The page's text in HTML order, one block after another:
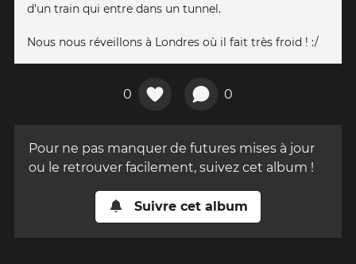
d'un train qui entre dans un tunnel.
Nous nous réveillons à Londres où il fait très froid ! :/
0 0
Pour ne pas manquer de futures mises à jour
ou le retrouver facilement, suivez cet album !
Suivre cet album